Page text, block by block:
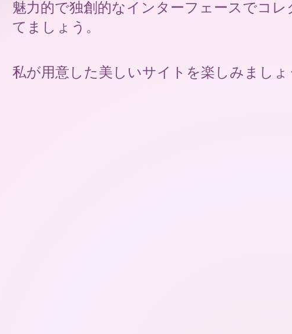
魅力的で独創的なインターフェースでコ
てましょう。
私が用意した美しいサイトを楽しみましょ